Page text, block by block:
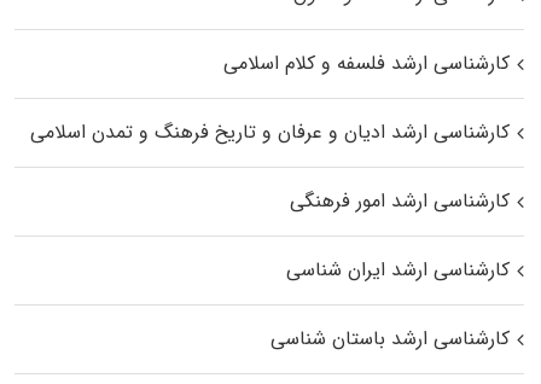
کارشناسی ارشد فلسفه و کلام اسلامی
کارشناسی ارشد ادیان و عرفان و تاریخ فرهنگ و تمدن اسلامی
کارشناسی ارشد امور فرهنگی
کارشناسی ارشد ایران شناسی
کارشناسی ارشد باستان شناسی